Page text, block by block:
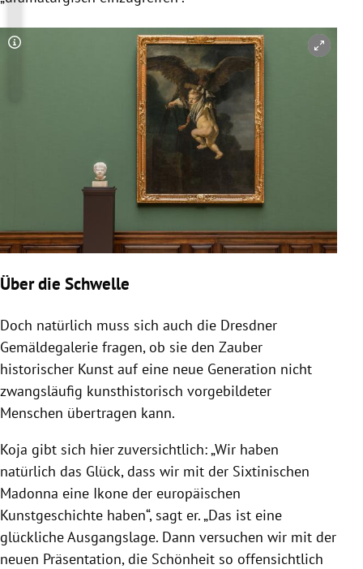
Copyright-Hinweis öffnen/schließen
Über die Schwelle
Doch natürlich muss sich auch die Dresdner
Gemäldegalerie fragen, ob sie den Zauber
historischer Kunst auf eine neue Generation nicht
zwangsläufig kunsthistorisch vorgebildeter
Menschen übertragen kann.
Koja gibt sich hier zuversichtlich: „Wir haben
natürlich das Glück, dass wir mit der Sixtinischen
Madonna eine Ikone der europäischen
Kunstgeschichte haben“, sagt er. „Das ist eine
glückliche Ausgangslage. Dann versuchen wir mit der
neuen Präsentation, die Schönheit so offensichtlich